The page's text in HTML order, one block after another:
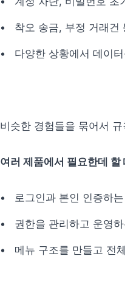
착오 송금, 부정 거래건
다양한 상황에서 데이
비슷한 경험들을 묶어서
여러 제품에서 필요한데
로그인과 본인 인증하
권한을 관리하고 운영
메뉴 구조를 만들고 전